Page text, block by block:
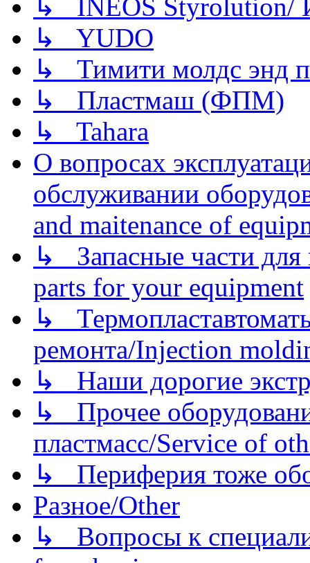
↳ INEOS
↳ YUDO
↳ Тимити молдс энд
↳ Пластмаш (ФПМ)
↳ Tahara
О вопросах
обслуживании
and maitenance of
↳ Запасные части для
parts for your equipment
↳
ремонта/Injection
↳ Наши дорогие
↳ Прочее
пластмасс/Service of
↳ Периферия тоже
Разное/Other
↳ Вопросы к